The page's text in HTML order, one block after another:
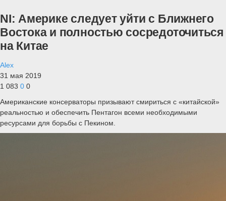
NI: Америке следует уйти с Ближнего
Востока и полностью сосредоточиться
на Китае
Alex
31 мая 2019
1 083 0 0
Американские консерваторы призывают смириться с «китайской»
реальностью и обеспечить Пентагон всеми необходимыми
ресурсами для борьбы с Пекином.